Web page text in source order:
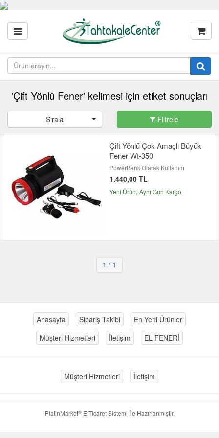
'Çift Yönlü Fener' kelimesi için etiket sonuçları
Sırala Filtrele
Çift Yönlü Çok Amaçlı Büyük
Fener Wt-350
PowerBank Olarak Kullanım
1.440,00 TL
Yeni Ürün Aynı Gün Kargo
1 / 1
Anasayfa Sipariş Takibi
En Yeni Ürünler
Müşteri Hizmetleri
İletişim EL FENERİ
Müşteri Hizmetleri İletişim
PlatinMarket®E-Ticaret Sistemi İle Hazırlanmıştır.